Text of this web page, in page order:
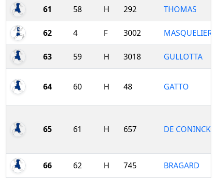
61 58 H 292 THOMAS
62 4 F 3002 MASQUELIER
63 59 H 3018 GULLOTTA
64 60 H 48 GATTO
65 61 H 657 DE CONINCK
66 62 H 745 BRAGARD